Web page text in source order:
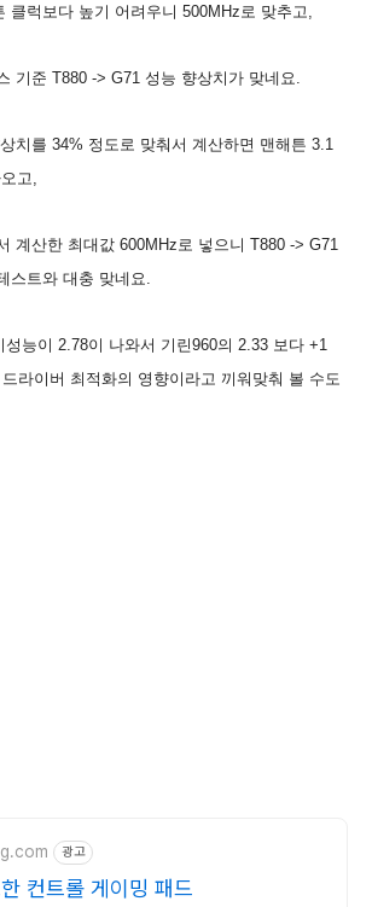
클럭보다 높기 어려우니 500MHz로 맞추고,
기준 T880 -> G71 성능 향상치가 맞네요.
치를 34% 정도로 맞춰서 계산하면 맨해튼 3.1
고,
계산한 최대값 600MHz로 넣으니 T880 -> G71
스트와 대충 맞네요.
능이 2.78이 나와서 기린960의 2.33 보다 +1
라이버 최적화의 영향이라고 끼워맞춰 볼 수도
광고
컨트롤 게이밍 패드